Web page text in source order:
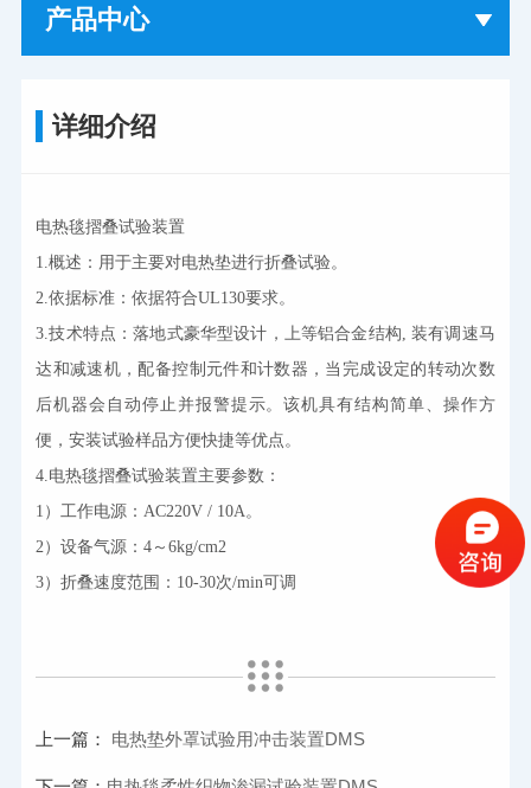
产品中心
详细介绍
电热毯摺叠试验装置
1.概述：用于主要对电热垫进行折叠试验。
2.依据标准：依据符合UL130要求。
3.技术特点：落地式豪华型设计，上等铝合金结构, 装有调速马
达和减速机，配备控制元件和计数器，当完成设定的转动次数
后机器会自动停止并报警提示。该机具有结构简单、操作方
便，安装试验样品方便快捷等优点。
4.电热毯摺叠试验装置主要参数：
1）工作电源：AC220V / 10A。
2）设备气源：4～6kg/cm2
3）折叠速度范围：10-30次/min可调
上一篇： 电热垫外罩试验用冲击装置DMS